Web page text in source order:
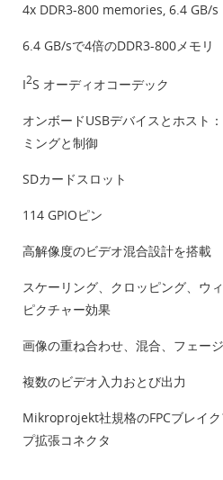
4x DDR3-800 memories, 6.4 GB/s
6.4 GB/sで4倍のDDR3-800メモリ
I2S オーディオコーデック
オンボードUSBデバイスとホスト
ミングと制御
SDカードスロット
114 GPIOピン
高解像度のビデオ混合設計を搭載
スケーリング、クロッピング、ウ
ピクチャー効果
画像の重ね合わせ、混合、フェー
複数のビデオ入力おとび出力
Mikroprojekt社規格のFPCブレイ
プ拡張コネクタ